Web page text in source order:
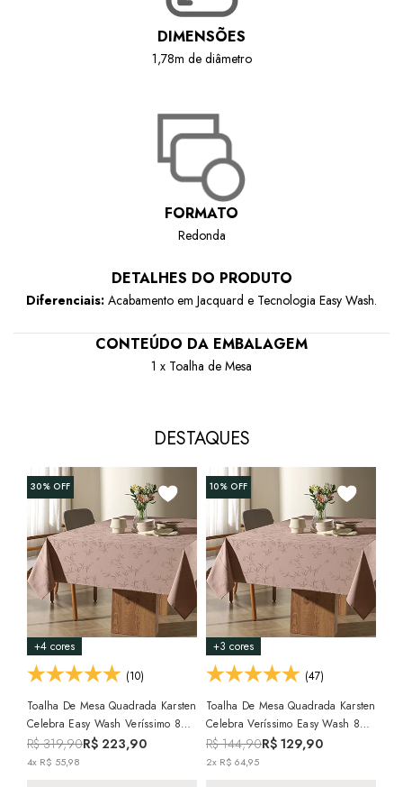
DIMENSÕES
1,78m de diâmetro
FORMATO
Redonda
DETALHES DO PRODUTO
Diferenciais: Acabamento em Jacquard e Tecnologia Easy Wash.
CONTEÚDO DA EMBALAGEM
1 x Toalha de Mesa
DESTAQUES
30%OFF
+4 cores
(10)
Toalha De Mesa Quadrada Karsten
Celebra Easy Wash Veríssimo 8
Lugares 2,20m X 2,20m
R$ 319,90R$ 223,90
4x R$ 55,98
10%OFF
+3 cores
(47)
Toalha De Mesa Quadrada Karsten
Celebra Veríssimo Easy Wash 8
Lugares 1,80m X 1,80m
R$ 144,90R$ 129,90
2x R$ 64,95